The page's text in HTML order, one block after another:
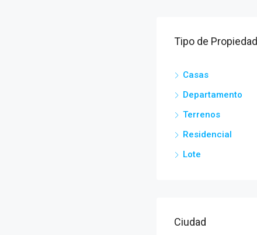
Tipo de Propiedad
Casas
Departamento
Terrenos
Residencial
Lote
Ciudad